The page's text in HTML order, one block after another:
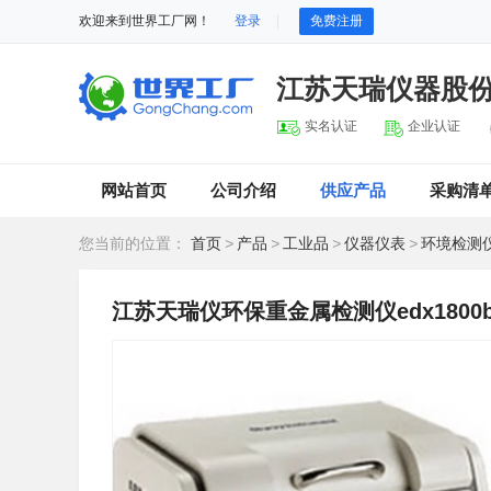
欢迎来到世界工厂网！ 登录 免费注册
江苏天瑞仪器股
实名认证 企业认证
网站首页 公司介绍 供应产品 采购清
您当前的位置： 首页 > 产品 > 工业品 >仪器仪表 >环境检测
江苏天瑞仪环保重金属检测仪